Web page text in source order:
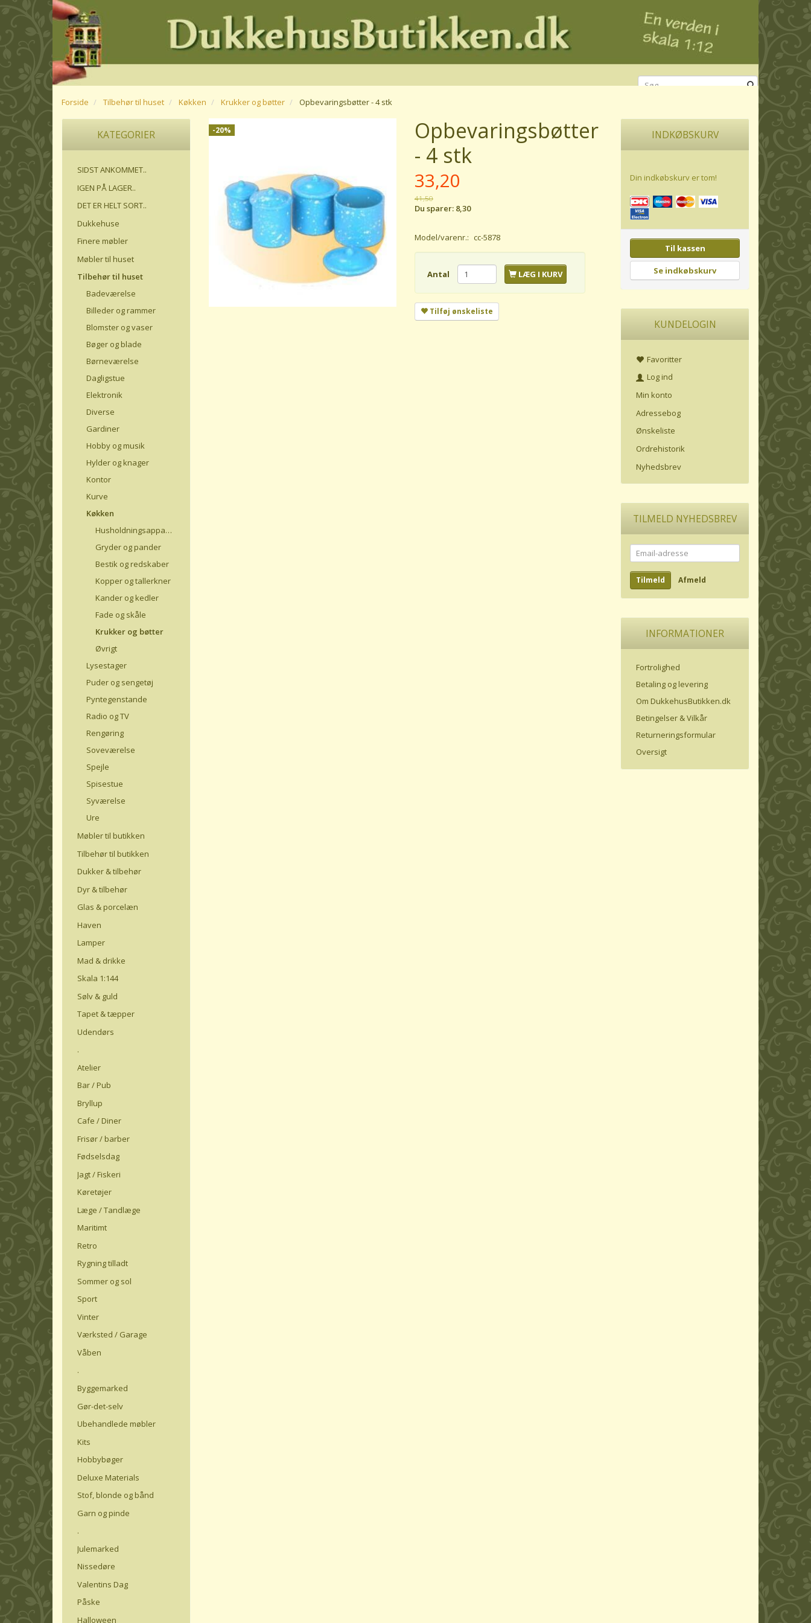
Forside Tilbehør til huset Køkken Krukker og bøtter Opbevaringsbøtter - 4 stk
KATEGORIER
SIDST ANKOMMET..
IGEN PÅ LAGER..
DET ER HELT SORT..
Dukkehuse
Finere møbler
Møbler til huset
Tilbehør til huset
Badeværelse
Billeder og rammer
Blomster og vaser
Bøger og blade
Børneværelse
Dagligstue
Elektronik
Diverse
Gardiner
Hobby og musik
Hylder og knager
Kontor
Kurve
Køkken
Husholdningsapparater
Gryder og pander
Bestik og redskaber
Kopper og tallerkner
Kander og kedler
Fade og skåle
Krukker og bøtter
Øvrigt
Lysestager
Puder og sengetøj
Pyntegenstande
Radio og TV
Rengøring
Soveværelse
Spejle
Spisestue
Syværelse
Ure
Møbler til butikken
Tilbehør til butikken
Dukker & tilbehør
Dyr & tilbehør
Glas & porcelæn
Haven
Lamper
Mad & drikke
Skala 1:144
Sølv & guld
Tapet & tæpper
Udendørs
.
Atelier
Bar / Pub
Bryllup
Cafe / Diner
Frisør / barber
Fødselsdag
Jagt / Fiskeri
Køretøjer
Læge / Tandlæge
Maritimt
Retro
Rygning tilladt
Sommer og sol
Sport
Vinter
Værksted / Garage
Våben
.
Byggemarked
Gør-det-selv
Ubehandlede møbler
Kits
Hobbybøger
Deluxe Materials
Stof, blonde og bånd
Garn og pinde
.
Julemarked
Nissedøre
Valentins Dag
Påske
Halloween
-20%
Opbevaringsbøtter
- 4 stk
33,20
41,50
Du sparer: 8,30
Model/varenr.: cc-5878
Antal LÆG I KURV
Tilføj ønskeliste
INDKØBSKURV
Din indkøbskurv er tom!
Til kassen
Se indkøbskurv
KUNDELOGIN
Favoritter
Log ind
Min konto
Adressebog
Ønskeliste
Ordrehistorik
Nyhedsbrev
TILMELD NYHEDSBREV
Email-
adresse
Tilmeld Afmeld
INFORMATIONER
Fortrolighed
Betaling og levering
Om DukkehusButikken.dk
Betingelser & Vilkår
Returneringsformular
Oversigt